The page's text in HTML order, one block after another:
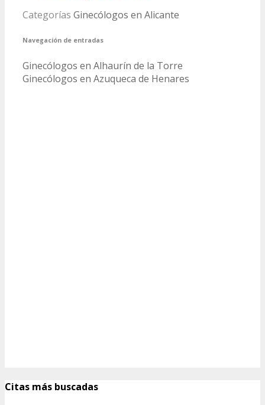
Categorías Ginecólogos en Alicante
Navegación de entradas
Ginecólogos en Alhaurín de la Torre
Ginecólogos en Azuqueca de Henares
Citas más buscadas